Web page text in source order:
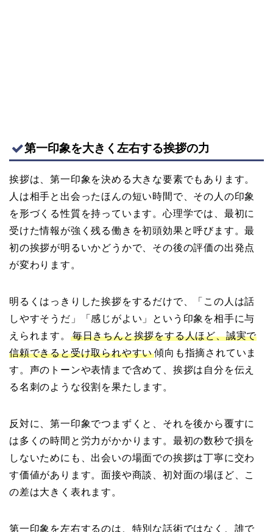
第一印象を大きく左右する挨拶の力
挨拶は、第一印象を決める大きな要素でもあります。
人は相手と出会ったほんの短い時間で、その人の印象
を形づくる性質を持っています。心理学では、最初に
受けた情報が強く残る働きを初頭効果と呼びます。最
初の挨拶が明るいかどうかで、その後の評価の出発点
が変わります。
明るくはっきりした挨拶をするだけで、「この人は話
しやすそうだ」「感じがよい」という印象を相手に与
えられます。
毎日きちんと挨拶をする人ほど、誠実で
信頼できると受け取られやすい傾向も指摘されていま
す。声のトーンや表情まで含めて、挨拶は自分を伝え
る名刺のような役割を果たします。
反対に、第一印象でつまずくと、それを後から覆すに
は多くの時間と労力がかかります。最初の数秒で損を
しないためにも、出会いの場面での挨拶は丁寧に交わ
す価値があります。面接や商談、初対面の場ほど、こ
の差は大きく表れます。
第一印象を左右するのは、特別な話術ではなく、誰で